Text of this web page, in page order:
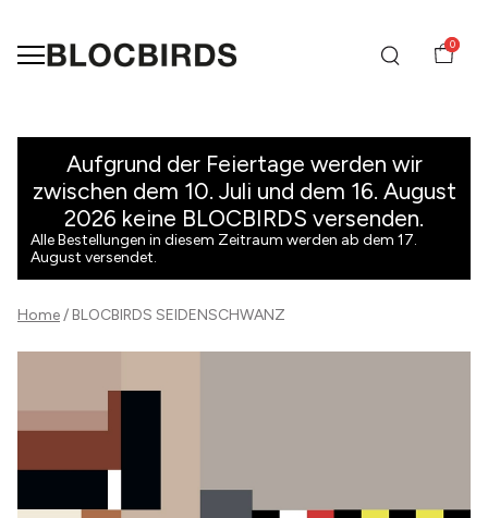
0
SEIDENSCHWANZ
BLOCBIRDS
Aufgrund der Feiertage werden wir
zwischen dem 10. Juli und dem 16. August
2026 keine BLOCBIRDS versenden.
Alle Bestellungen in diesem Zeitraum werden ab dem 17.
August versendet.
Home BLOCBIRDS SEIDENSCHWANZ